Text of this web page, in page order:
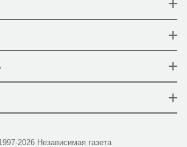
2026 Независимая газета